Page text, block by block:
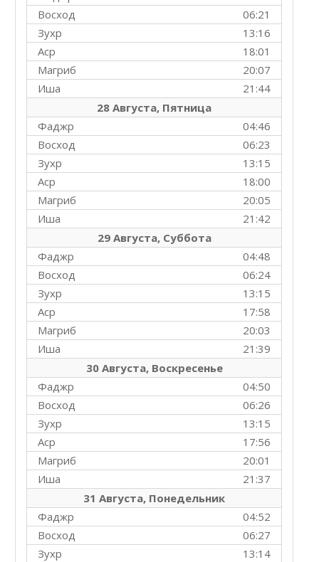
06:21
Восход
13:16
Зухр
18:01
Аср
20:07
Магриб
21:44
Иша
28 Августа, Пятница
04:46
Фаджр
06:23
Восход
13:15
Зухр
18:00
Аср
20:05
Магриб
21:42
Иша
29 Августа, Суббота
04:48
Фаджр
06:24
Восход
13:15
Зухр
17:58
Аср
20:03
Магриб
21:39
Иша
30 Августа, Воскресенье
04:50
Фаджр
06:26
Восход
13:15
Зухр
17:56
Аср
20:01
Магриб
21:37
Иша
31 Августа, Понедельник
04:52
Фаджр
06:27
Восход
13:14
Зухр